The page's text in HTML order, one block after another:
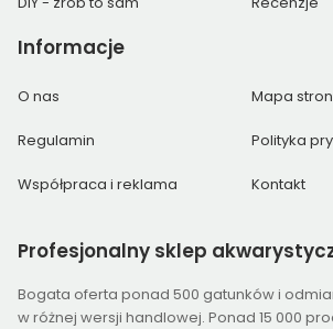
Informacje
O nas Mapa
Regulamin Polityka
Współpraca i reklama Kontakt
Profesjonalny sklep
Bogata oferta ponad 500 gatunków i
w różnej wersji handlowej. Ponad 15 000